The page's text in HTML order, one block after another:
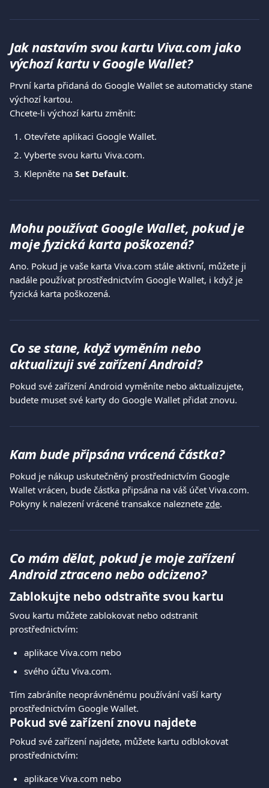
Jak nastavím svou kartu Viva.com jako
výchozí kartu v Google Wallet?
První karta přidaná do Google Wallet se automaticky stane
výchozí kartou.
Chcete-li výchozí kartu změnit:
Otevřete aplikaci Google Wallet.
Vyberte svou kartu Viva.com.
Klepněte na Set Default.
Mohu používat Google Wallet, pokud je
moje fyzická karta poškozená?
Ano. Pokud je vaše karta Viva.com stále aktivní, můžete ji
nadále používat prostřednictvím Google Wallet, i když je
fyzická karta poškozená.
Co se stane, když vyměním nebo
aktualizuji své zařízení Android?
Pokud své zařízení Android vyměníte nebo aktualizujete,
budete muset své karty do Google Wallet přidat znovu.
Kam bude připsána vrácená částka?
Pokud je nákup uskutečněný prostřednictvím Google
Wallet vrácen, bude částka připsána na váš účet Viva.com.
Pokyny k nalezení vrácené transakce naleznete zde.
Co mám dělat, pokud je moje zařízení
Android ztraceno nebo odcizeno?
Zablokujte nebo odstraňte svou kartu
Svou kartu můžete zablokovat nebo odstranit
prostřednictvím:
aplikace Viva.com nebo
svého účtu Viva.com.
Tím zabráníte neoprávněnému používání vaší karty
prostřednictvím Google Wallet.
Pokud své zařízení znovu najdete
Pokud své zařízení najdete, můžete kartu odblokovat
prostřednictvím:
aplikace Viva.com nebo